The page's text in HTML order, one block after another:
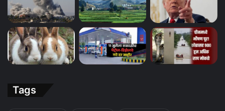
Tags